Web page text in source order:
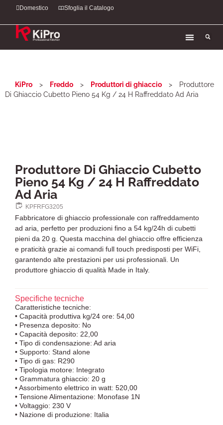
Domestico Sfoglia il Catalogo
KiPro > Freddo > Produttori di ghiaccio >
Produttore
Di Ghiaccio Cubetto Pieno 54 Kg / 24 H Raffreddato Ad Aria
Produttore Di Ghiaccio Cubetto
Pieno 54 Kg / 24 H Raffreddato
Ad Aria
KPFRFG3205
Fabbricatore di ghiaccio professionale con raffreddamento
ad aria, perfetto per produzioni fino a 54 kg/24h di cubetti
pieni da 20 g. Questa macchina del ghiaccio offre efficienza
e praticità grazie ai comandi full touch predisposti per WiFi,
garantendo alte prestazioni per usi professionali. Un
produttore ghiaccio di qualità Made in Italy.
Specifiche tecniche
Caratteristiche tecniche:
• Capacità produttiva kg/24 ore: 54,00
• Presenza deposito: No
• Capacità deposito: 22,00
• Tipo di condensazione: Ad aria
• Supporto: Stand alone
• Tipo di gas: R290
• Tipologia motore: Integrato
• Grammatura ghiaccio: 20 g
• Assorbimento elettrico in watt: 520,00
• Tensione Alimentazione: Monofase 1N
• Voltaggio: 230 V
• Nazione di produzione: Italia